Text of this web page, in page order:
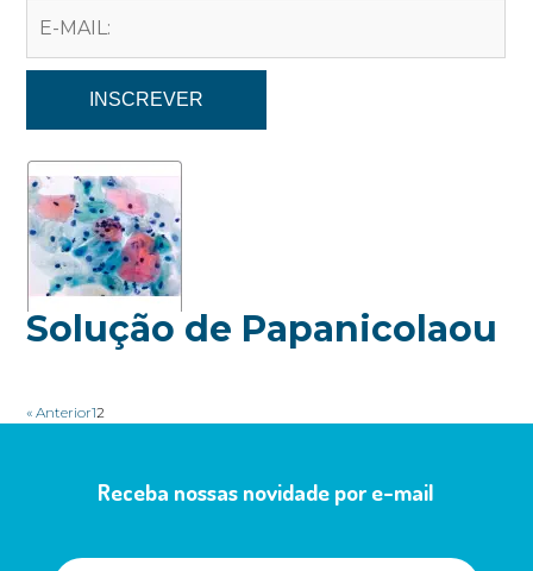
Solução de Papanicolaou
« Anterior12
Receba nossas novidade por e-mail